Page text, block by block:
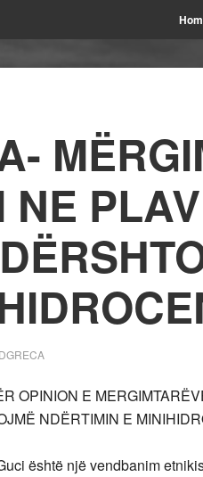
NE
DGRECA
OPINION E
NDËRTIMIN E
është një vendbanim